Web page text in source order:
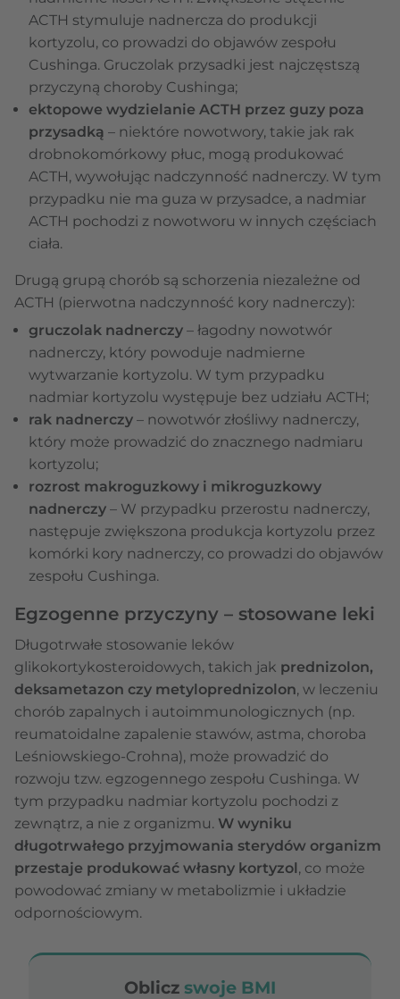
ACTH stymuluje nadnercza do produkcji
kortyzolu, co prowadzi do objawów zespołu
Cushinga. Gruczolak przysadki jest najczęstszą
przyczyną choroby Cushinga;
ektopowe wydzielanie ACTH przez guzy poza
przysadką – niektóre nowotwory, takie jak rak
drobnokomórkowy płuc, mogą produkować
ACTH, wywołując nadczynność nadnerczy. W tym
przypadku nie ma guza w przysadce, a nadmiar
ACTH pochodzi z nowotworu w innych częściach
ciała.
Drugą grupą chorób są schorzenia niezależne od
ACTH (pierwotna nadczynność kory nadnerczy):
gruczolak nadnerczy – łagodny nowotwór
nadnerczy, który powoduje nadmierne
wytwarzanie kortyzolu. W tym przypadku
nadmiar kortyzolu występuje bez udziału ACTH;
rak nadnerczy – nowotwór złośliwy nadnerczy,
który może prowadzić do znacznego nadmiaru
kortyzolu;
rozrost makroguzkowy i mikroguzkowy
nadnerczy – W przypadku przerostu nadnerczy,
następuje zwiększona produkcja kortyzolu przez
komórki kory nadnerczy, co prowadzi do objawów
zespołu Cushinga.
Egzogenne przyczyny – stosowane leki
Długotrwałe stosowanie leków
glikokortykosteroidowych, takich jak prednizolon,
deksametazon czy metyloprednizolon, w leczeniu
chorób zapalnych i autoimmunologicznych (np.
reumatoidalne zapalenie stawów, astma, choroba
Leśniowskiego-Crohna), może prowadzić do
rozwoju tzw. egzogennego zespołu Cushinga. W
tym przypadku nadmiar kortyzolu pochodzi z
zewnątrz, a nie z organizmu. W wyniku
długotrwałego przyjmowania sterydów organizm
przestaje produkować własny kortyzol, co może
powodować zmiany w metabolizmie i układzie
odpornościowym.
Oblicz swoje BMI